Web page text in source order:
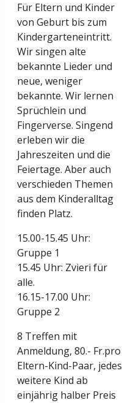
Für Eltern und Kinder
von Geburt bis zum
Kindergarteneintritt.
Wir singen alte
bekannte Lieder und
neue, weniger
bekannte. Wir lernen
Sprüchlein und
Fingerverse. Singend
erleben wir die
Jahreszeiten und die
Feiertage. Aber auch
verschieden Themen
aus dem Kinderalltag
finden Platz.
15.00-15.45 Uhr:
Gruppe 1
15.45 Uhr: Zvieri für
alle.
16.15-17.00 Uhr:
Gruppe 2
8 Treffen mit
Anmeldung, 80.- Fr.pro
Eltern-Kind-Paar, jedes
weitere Kind ab
einjährig halber Preis